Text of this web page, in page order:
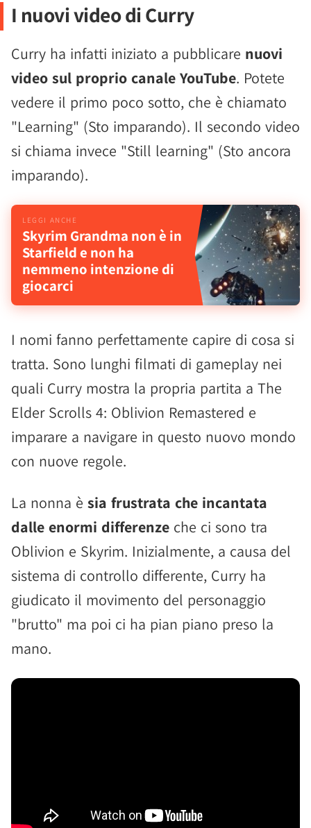
I nuovi video di Curry
Curry ha infatti iniziato a pubblicare nuovi
video sul proprio canale YouTube. Potete
vedere il primo poco sotto, che è chiamato
"Learning" (Sto imparando). Il secondo video
si chiama invece "Still learning" (Sto ancora
imparando).
Skyrim Grandma non è in
Starfield e non ha
nemmeno intenzione di
giocarci
I nomi fanno perfettamente capire di cosa si
tratta. Sono lunghi filmati di gameplay nei
quali Curry mostra la propria partita a The
Elder Scrolls 4: Oblivion Remastered e
imparare a navigare in questo nuovo mondo
con nuove regole.
La nonna è sia frustrata che incantata
dalle enormi differenze che ci sono tra
Oblivion e Skyrim. Inizialmente, a causa del
sistema di controllo differente, Curry ha
giudicato il movimento del personaggio
"brutto" ma poi ci ha pian piano preso la
mano.